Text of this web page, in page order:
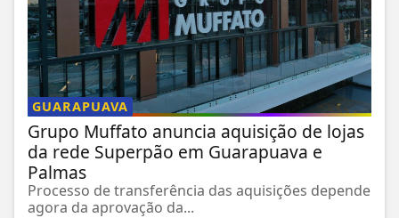
GUARAPUAVA
Grupo Muffato anuncia aquisição de lojas
da rede Superpão em Guarapuava e
Palmas
Processo de transferência das aquisições depende
agora da aprovação da...